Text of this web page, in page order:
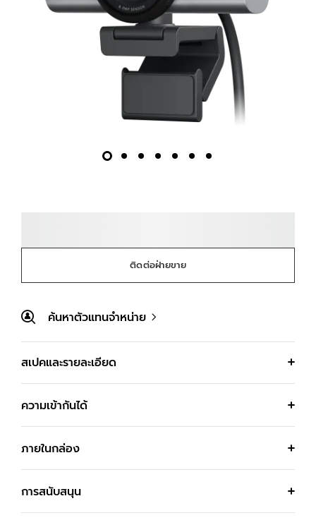
ติดต่อฝ่ายขาย
ค้นหาตัวแทนจำหน่าย
สเปคและรายละเอียด
ความเข้ากันได้
ภายในกล่อง
การสนับสนุน